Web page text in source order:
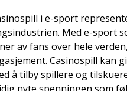
i e-sport
Med e-sport
av fans over hele
Casinospill kan
å tilby spillere og